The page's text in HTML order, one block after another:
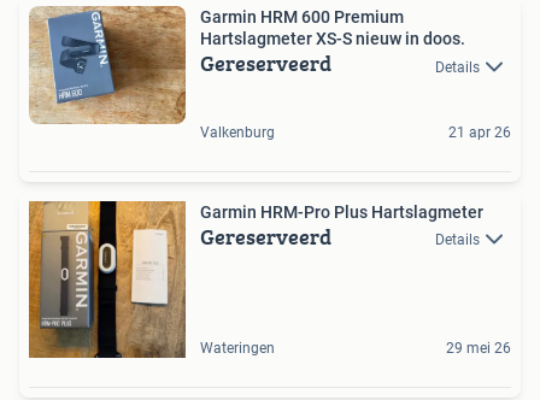
Garmin HRM 600 Premium
Hartslagmeter XS-S nieuw in doos.
Gereserveerd Details
Valkenburg 21 apr 26
Garmin HRM-Pro Plus Hartslagmeter
Gereserveerd Details
Wateringen 29 mei 26